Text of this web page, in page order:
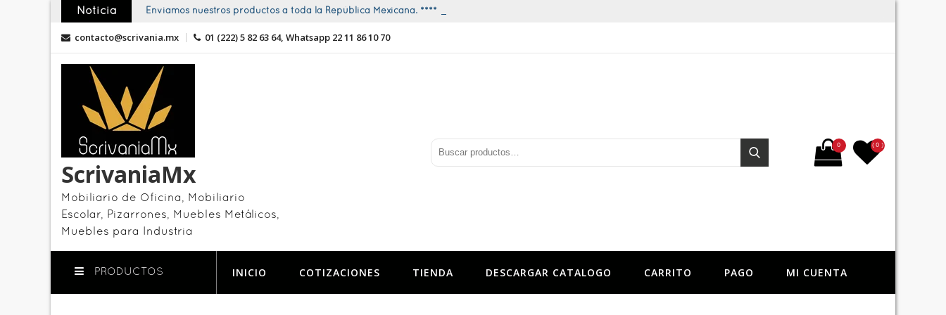
content
Noticia Enviamos nuestros productos a toda la República Mexicana. **** Promociones todo el año ****
contacto@scrivania.mx 01 (222) 5 82 63 64, Whatsapp 22 11 86 10 70
ScrivaniaMx
Mobiliario de Oficina, Mobiliario
Escolar, Pizarrones, Muebles Metálicos,
Muebles para Industria
Buscar por:
Buscar
0 ( 0 )
PRODUCTOS INICIO COTIZACIONES TIENDA DESCARGAR CATALOGO CARRITO PAGO MI CUENTA